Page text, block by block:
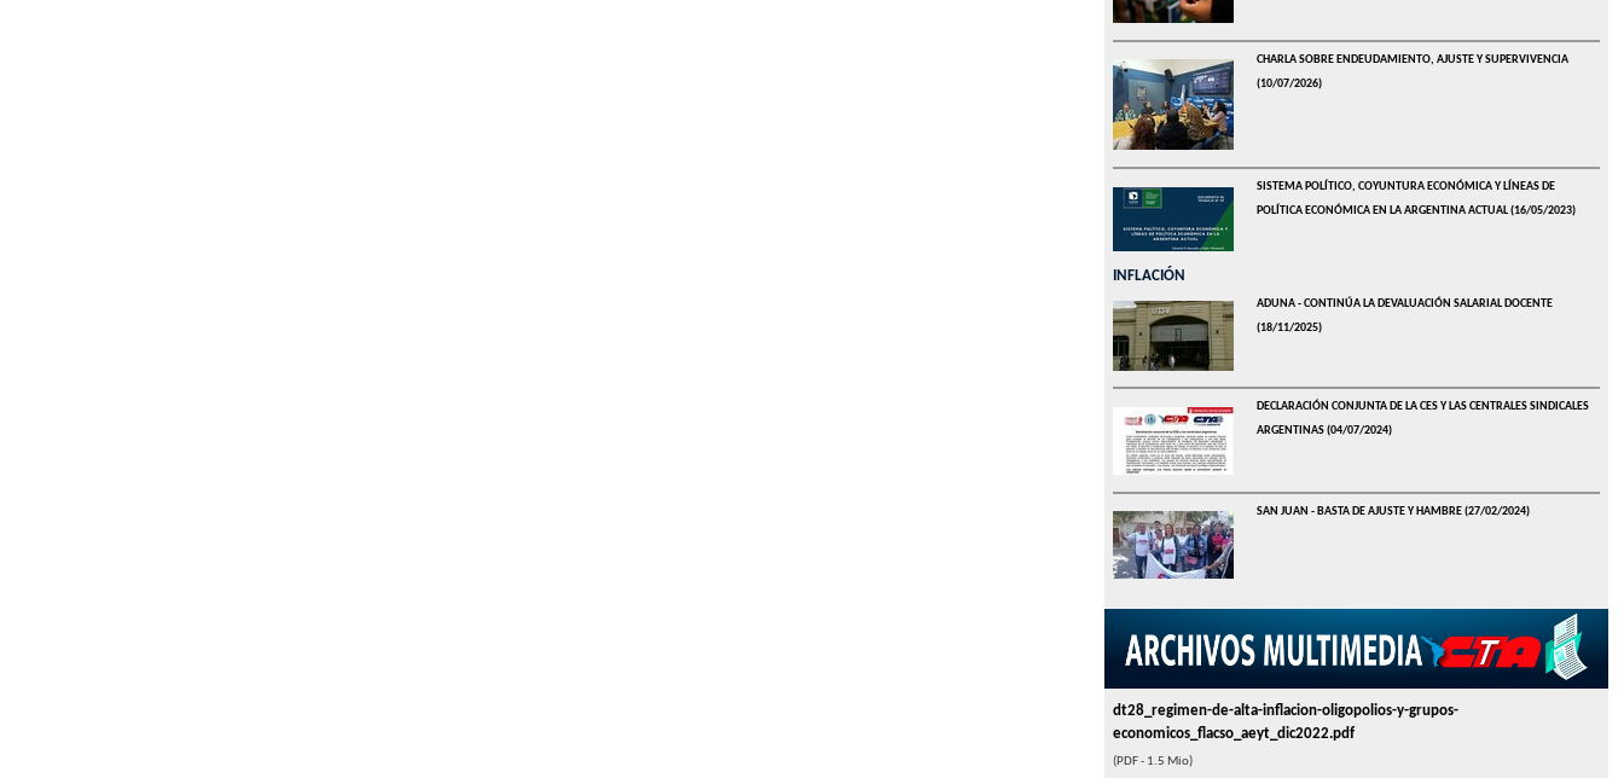
CHARLA SOBRE ENDEUDAMIENTO, AJUSTE Y SUPERVIVENCIA
(10/07/2026)
SISTEMA POLÍTICO, COYUNTURA ECONÓMICA Y LÍNEAS DE
POLÍTICA ECONÓMICA EN LA ARGENTINA ACTUAL(16/05/2023)
INFLACIÓN
ADUNA - CONTINÚA LA DEVALUACIÓN SALARIAL DOCENTE
(18/11/2025)
DECLARACIÓN CONJUNTA DE LA CES Y LAS CENTRALES SINDICALES
ARGENTINAS(04/07/2024)
SAN JUAN - BASTA DE AJUSTE Y HAMBRE (27/02/2024)
dt28_regimen-de-alta-inflacion-oligopolios-y-grupos-
economicos_flacso_aeyt_dic2022.pdf
(PDF - 1.5 Mio)